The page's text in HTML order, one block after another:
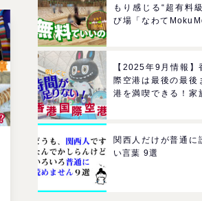
もり感じる“超有料
び場「なわて
【2025年9月情報】
際空港は最後の最後
港を満喫できる！家
関西人だけが普通に
い言葉 9選